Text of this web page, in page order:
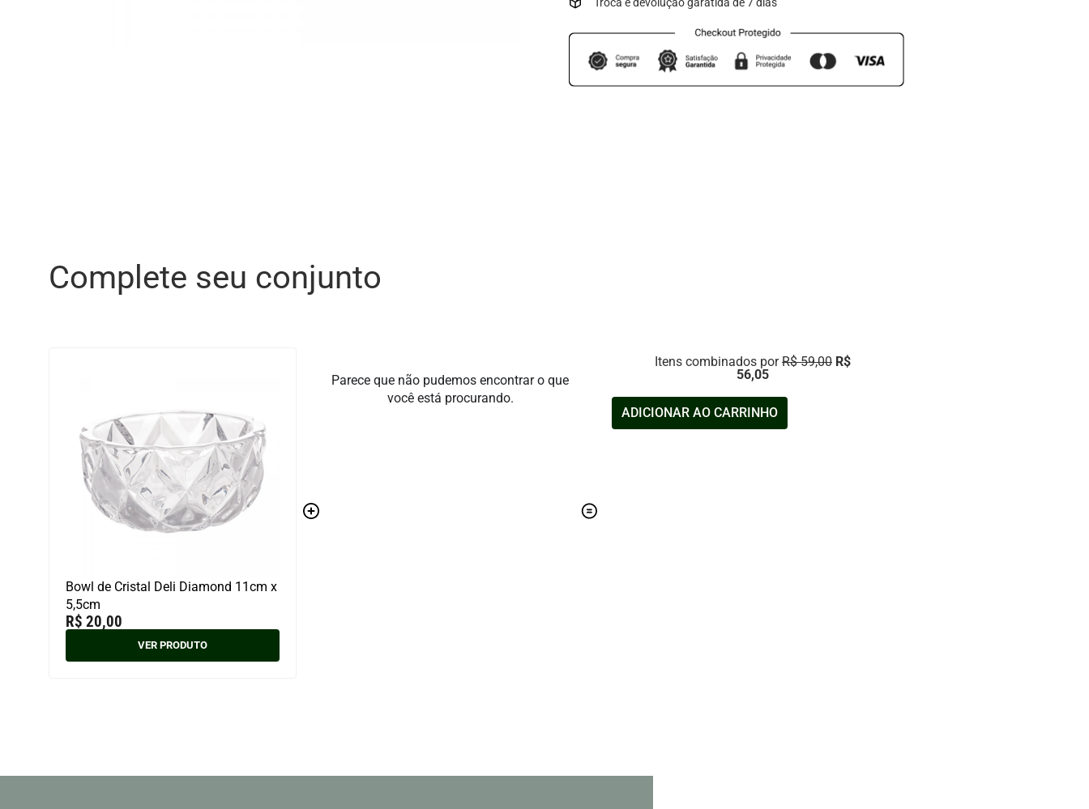
Complete seu conjunto
Bowl de Cristal Deli Diamond 11cm x
5,5cm
R$ 20,00
VER PRODUTO
Parece que não pudemos encontrar o que
você está procurando.
Itens combinados porR$ 59,00 R$
56,05
ADICIONAR AO CARRINHO